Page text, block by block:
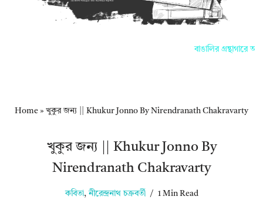
বাঙালির গ্রন্থাগারে
Home » খুকুর জন্য || Khukur Jonno By Nirendranath Chakravarty
খুকুর জন্য || Khukur Jonno By
Nirendranath Chakravarty
কবিতা, নীরেন্দ্রনাথ চক্রবর্তী 1 Min Read